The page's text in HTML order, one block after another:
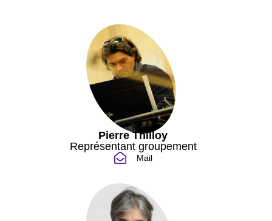
Pierre Thilloy
Représentant groupement
Mail